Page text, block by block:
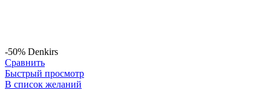
-50% Denkirs
Сравнить
Быстрый просмотр
В список желаний